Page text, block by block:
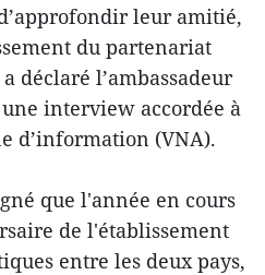
leur amitié,
du partenariat
déclaré l’ambassadeur
interview accordée à
d’information (VNA).
que l'année en cours
de l'établissement
entre les deux pays,